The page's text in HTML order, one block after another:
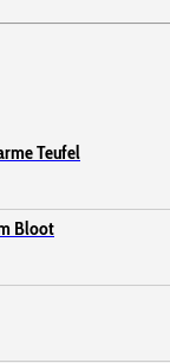
Teufel
Bloot